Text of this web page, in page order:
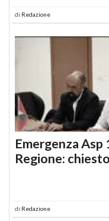
di Redazione
Emergenza
Regione:
di Redazione